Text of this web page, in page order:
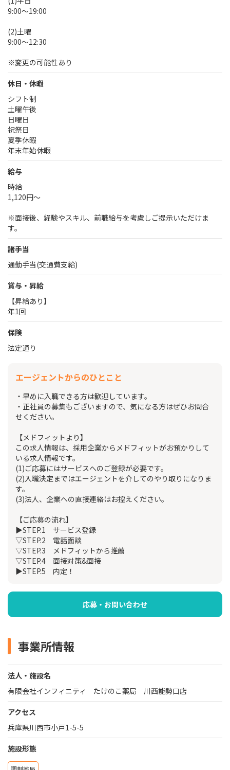
9:00～19:00
(2)土曜
9:00～12:30
※変更の可能性あり
休日・休暇
シフト制
土曜午後
日曜日
祝祭日
夏季休暇
年末年始休暇
給与
時給
1,120円～
※面接後、経験やスキル、前職給与を考慮しご提示いただけま
す。
諸手当
通勤手当(交通費支給)
賞与・昇給
【昇給あり】
年1回
保険
法定通り
エージェントからのひとこと
・早めに入職できる方は歓迎しています。
・正社員の募集もございますので、気になる方はぜひお問合
せください。
【メドフィットより】
この求人情報は、採用企業からメドフィットがお預かりして
いる求人情報です。
(1)ご応募にはサービスへのご登録が必要です。
(2)入職決定まではエージェントを介してのやり取りになりま
す。
(3)法人、企業への直接連絡はお控えください。
【ご応募の流れ】
▶STEP.1 サービス登録
▽STEP.2 電話面談
▽STEP.3 メドフィットから推薦
▽STEP.4 面接対策&面接
▶STEP.5 内定！
応募・お問い合わせ
事業所情報
法人・施設名
有限会社インフィニティ たけのこ薬局 川西能勢口店
アクセス
兵庫県川西市小戸1-5-5
施設形態